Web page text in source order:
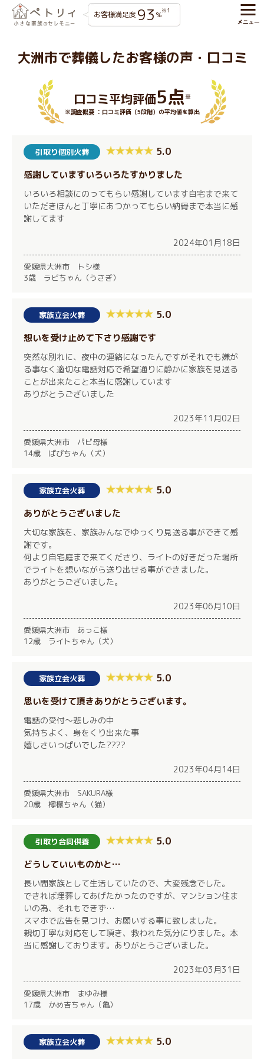
お客様満足度 93 %※1
大洲市で葬儀したお客様の声・口コミ
口コミ平均評価5点※
※調査概要：口コミ評価（5段階）の平均値を算出
引取り個別火葬 5.0
感謝していますいろいろたすかりました
いろいろ相談にのってもらい感謝しています自宅まで来て
いただきほんと丁寧にあつかってもらい納骨まで本当に感
謝してます
2024年01月18日
愛媛県大洲市 トシ様
3歳 ラビちゃん（うさぎ）
家族立会火葬 5.0
想いを受け止めて下さり感謝です
突然な別れに、夜中の連絡になったんですがそれでも嫌が
る事なく適切な電話対応で希望通りに静かに家族を見送る
ことが出来たこと本当に感謝しています
ありがとうございました
2023年11月02日
愛媛県大洲市 パピ母様
14歳 ぱぴちゃん（犬）
家族立会火葬 5.0
ありがとうございました
大切な家族を、家族みんなでゆっくり見送る事ができて感
謝です。
何より自宅庭まで来てくださり、ライトの好きだった場所
でライトを想いながら送り出せる事ができました。
ありがとうございました。
2023年06月10日
愛媛県大洲市 あっこ様
12歳 ライトちゃん（犬）
家族立会火葬 5.0
思いを受けて頂きありがとうございます。
電話の受付〜悲しみの中
気持ちよく、身をくり出来た事
嬉しさいっぱいでした????
2023年04月14日
愛媛県大洲市 SAKURA様
20歳 檸檬ちゃん（猫）
引取り合同供養 5.0
どうしていいものかと…
長い間家族として生活していたので、大変残念でした。
できれば埋葬してあげたかったのですが、マンション住ま
いの為、それもできず…
スマホで広告を見つけ、お願いする事に致しました。
親切丁寧な対応をして頂き、救われた気分にりました。本
当に感謝しております。ありがとうございました。
2023年03月31日
愛媛県大洲市 まゆみ様
17歳 かめ吉ちゃん（亀）
家族立会火葬 5.0